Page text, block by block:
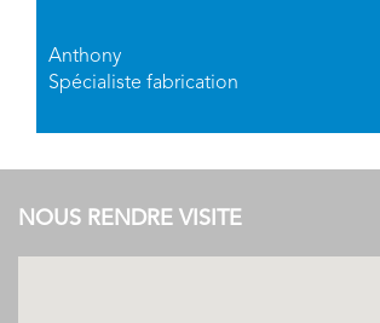
Anthony
Spécialiste fabrication
NOUS RENDRE VISITE